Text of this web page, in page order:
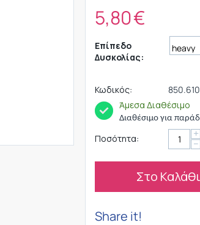
5,80€
Επίπεδο
Δυσκολίας:
Κωδικός:
Άμεσα Διαθέσιμο
Διαθέσιμο για
Ποσότητα: +
−
Στο Καλάθι
Share it!